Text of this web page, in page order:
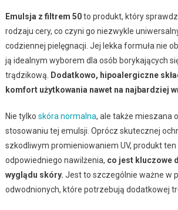
Emulsja z filtrem 50to produkt, który
rodzaju cery, co czyni go niezwykle
codziennej pielęgnacji. Jej lekka formuła nie
ją idealnym wyborem dla osób borykających
trądzikową.
Dodatkowo, hipoalergiczne
komfort użytkowania nawet na najbardziej
Nie tylko skóra normalna, ale także mieszana
stosowaniu tej emulsji. Oprócz skutecznej
szkodliwym promieniowaniem UV, produkt
odpowiedniego nawilżenia, co jest kluczowe
wyglądu skóry. Jest to szczególnie ważne w
odwodnionych, które potrzebują dodatkowej